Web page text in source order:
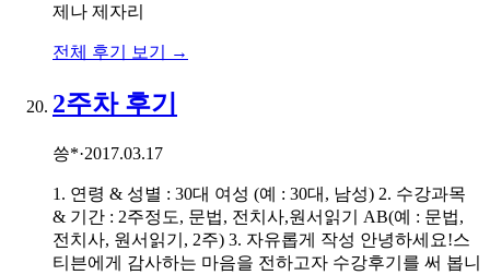
제나 제자리
전체 후기 보기 →
2주차 후기
씅*·2017.03.17
1. 연령 & 성별 : 30대 여성 (예 : 30대, 남성) 2. 수강과목
& 기간 : 2주정도, 문법, 전치사,원서읽기 AB(예 : 문법,
전치사, 원서읽기, 2주) 3. 자유롭게 작성 안녕하세요!스
티븐에게 감사하는 마음을 전하고자 수강후기를 써 봅니